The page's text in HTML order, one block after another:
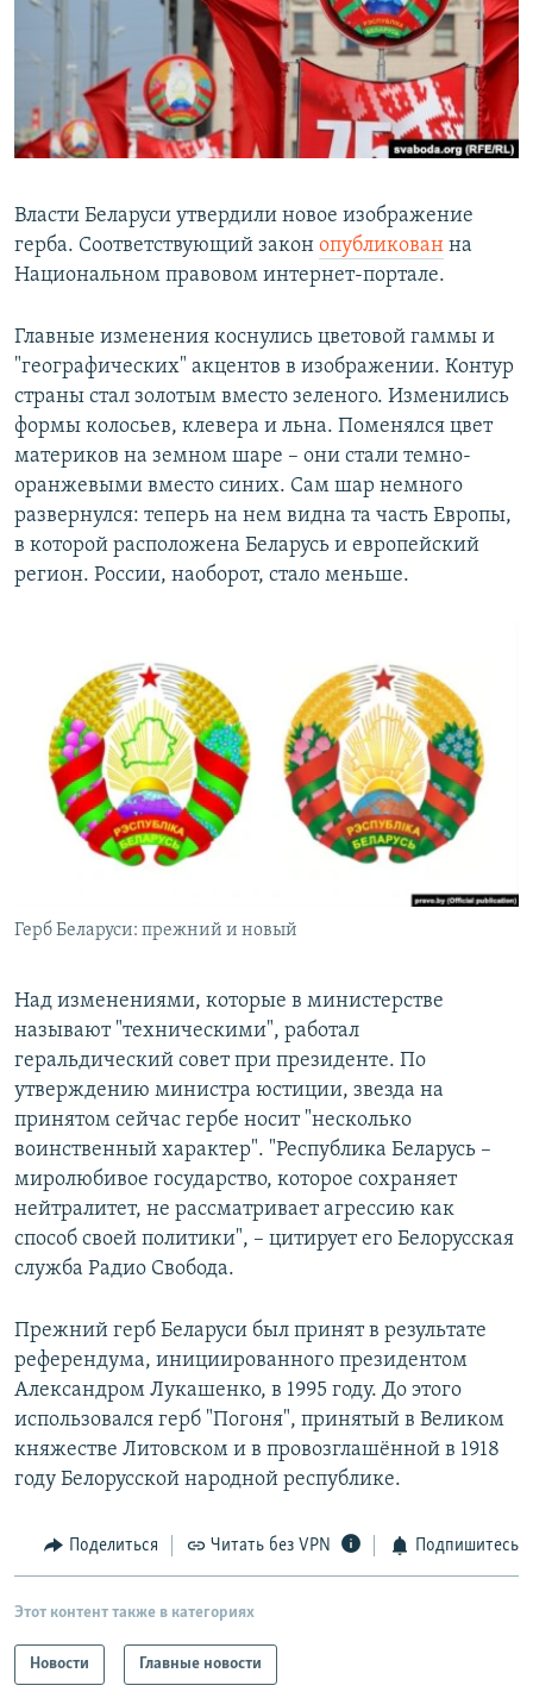
РАСПИСАНИЕ ВЕЩАНИЯ
ПОДПИШИТЕСЬ НА РАССЫЛКУ
СОЦИАЛЬНЫЕ СЕТИ
Все сайты РСЕ/РС
Власти Беларуси утвердили новое изображение
герба. Соответствующий закон опубликован на
Национальном правовом интернет-портале.
Главные изменения коснулись цветовой гаммы и
"географических" акцентов в изображении. Контур
страны стал золотым вместо зеленого. Изменились
формы колосьев, клевера и льна. Поменялся цвет
материков на земном шаре – они стали темно-
оранжевыми вместо синих. Сам шар немного
развернулся: теперь на нем видна та часть Европы,
в которой расположена Беларусь и европейский
регион. России, наоборот, стало меньше.
Герб Беларуси: прежний и новый
Над изменениями, которые в министерстве
называют "техническими", работал
геральдический совет при президенте. По
утверждению министра юстиции, звезда на
принятом сейчас гербе носит "несколько
воинственный характер". "Республика Беларусь –
миролюбивое государство, которое сохраняет
нейтралитет, не рассматривает агрессию как
способ своей политики", – цитирует его Белорусская
служба Радио Свобода.
Прежний герб Беларуси был принят в результате
референдума, инициированного президентом
Александром Лукашенко, в 1995 году. До этого
использовался герб "Погоня", принятый в Великом
княжестве Литовском и в провозглашённой в 1918
году Белорусской народной республике.
Поделиться Читать без VPN Подпишитесь
Этот контент также в категориях
Новости Главные новости